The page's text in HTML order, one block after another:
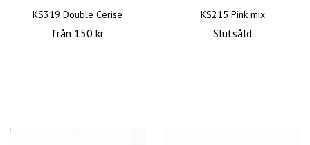
KS319 Double Cerise
från 150 kr
KS215 Pink mix
Slutsåld